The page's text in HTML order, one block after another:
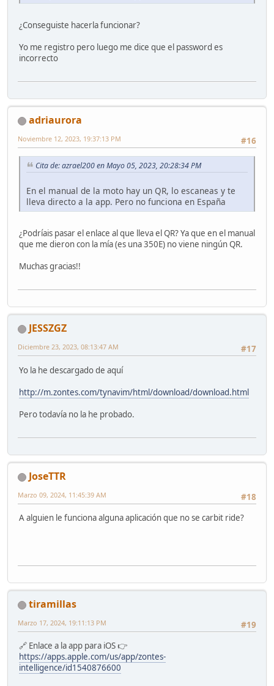
¿Conseguiste hacerla funcionar?
Yo me registro pero luego me dice que el password es
incorrecto
adriaurora
#16
Noviembre 12, 2023, 19:37:13 PM
Cita de: azrael200 en Mayo 05, 2023, 20:28:34 PM
En el manual de la moto hay un QR, lo escaneas y te
lleva directo a la app. Pero no funciona en España
¿Podríais pasar el enlace al que lleva el QR? Ya que en el manual
que me dieron con la mía (es una 350E) no viene ningún QR.
Muchas gracias!!
JESSZGZ
#17
Diciembre 23, 2023, 08:13:47 AM
Yo la he descargado de aquí
http://m.zontes.com/tynavim/html/download/download.html
Pero todavía no la he probado.
JoseTTR
#18
Marzo 09, 2024, 11:45:39 AM
A alguien le funciona alguna aplicación que no se carbit ride?
tiramillas
#19
Marzo 17, 2024, 19:11:13 PM
🔗 Enlace a la app para iOS 👉
https://apps.apple.com/us/app/zontes-
intelligence/id1540876600